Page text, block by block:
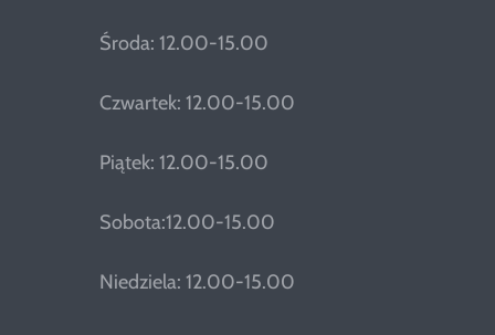
Środa: 12.00-15.00
Czwartek: 12.00-15.00
Piątek: 12.00-15.00
Sobota:12.00-15.00
Niedziela: 12.00-15.00